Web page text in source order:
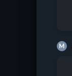
М